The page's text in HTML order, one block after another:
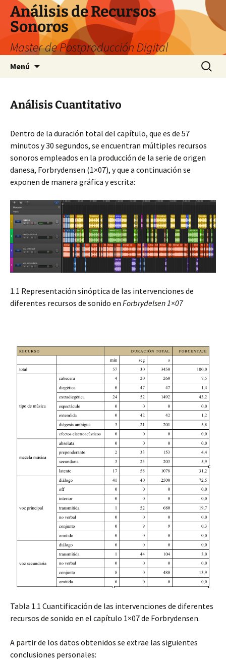
Saltar
contenido
Análisis de Recursos
Sonoros
Master de Postproducción Digital
Menú Buscar:
Análisis Cuantitativo
Dentro de la duración total del capítulo, que es de 57
minutos y 30 segundos, se encuentran múltiples recursos
sonoros empleados en la producción de la serie de origen
danesa, Forbrydensen (1×07), y que a continuación se
exponen de manera gráfica y escrita:
1.1 Representación sinóptica de las intervenciones de
diferentes recursos de sonido en Forbrydelsen 1×07
Tabla 1.1 Cuantificación de las intervenciones de diferentes
recursos de sonido en el capítulo 1×07 de Forbrydensen.
A partir de los datos obtenidos se extrae las siguientes
conclusiones personales: